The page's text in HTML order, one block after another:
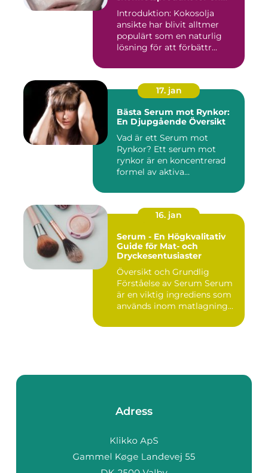
Introduktion: Kokosolja
ansikte har blivit alltmer
populärt som en naturlig
lösning för att förbättr...
17. jan
Bästa Serum mot Rynkor:
En Djupgående Översikt
Vad är ett Serum mot
Rynkor? Ett serum mot
rynkor är en koncentrerad
formel av aktiva
16. jan
Serum - En Högkvalitativ
Guide för Mat- och
Dryckesentusiaster
Översikt och Grundlig
Förståelse av Serum Serum
är en viktig ingrediens som
används inom matlagning...
Adress